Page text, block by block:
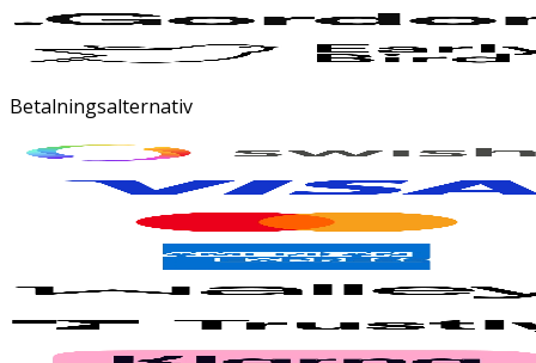
Betalningsalternativ